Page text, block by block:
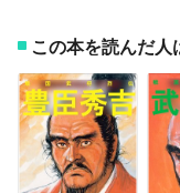
この本を読んだ